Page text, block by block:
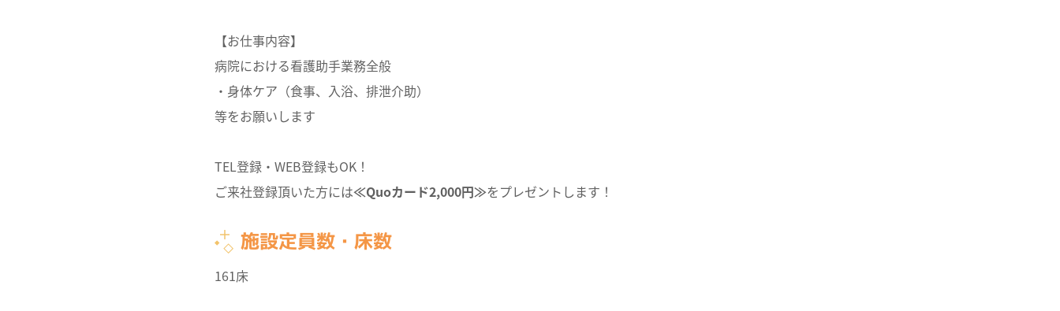
【お仕事内容】
病院における看護助手業務全般
・身体ケア（食事、入浴、排泄介助）
等をお願いします
TEL登録・WEB登録もOK！
ご来社登録頂いた方には≪Quoカード2,000円≫をプレゼントします！
施設定員数・床数
161床